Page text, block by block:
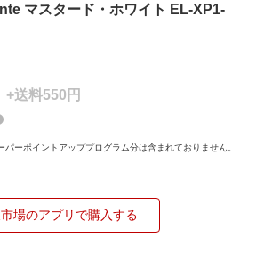
マスタード・ホワイト EL-XP1-
+送料550円
パーポイントアッププログラム分は含まれておりません。
場のアプリで購入する